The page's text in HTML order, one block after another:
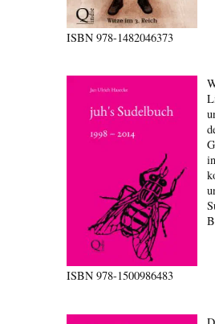
ISBN978-1482046373
ISBN978-1500986483